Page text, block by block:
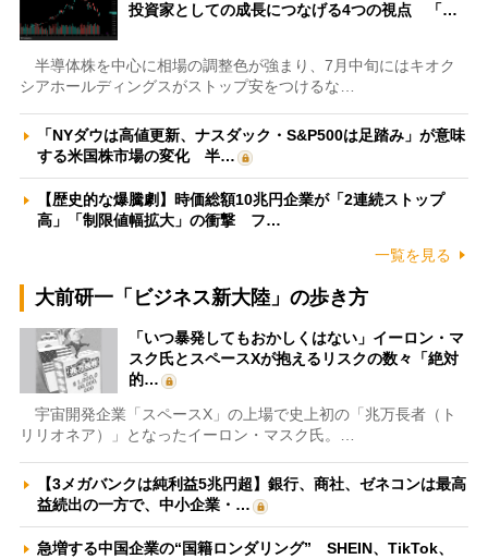
投資家としての成長につなげる4つの視点 「…
半導体株を中心に相場の調整色が強まり、7月中旬にはキオク
シアホールディングスがストップ安をつけるな…
「NYダウは高値更新、ナスダック・S&P500は足踏み」が意味
する米国株市場の変化 半…
【歴史的な爆騰劇】時価総額10兆円企業が「2連続ストップ
高」「制限値幅拡大」の衝撃 フ…
一覧を見る
大前研一「ビジネス新大陸」の歩き方
「いつ暴発してもおかしくはない」イーロン・マ
スク氏とスペースXが抱えるリスクの数々「絶対
的…
宇宙開発企業「スペースX」の上場で史上初の「兆万長者（ト
リリオネア）」となったイーロン・マスク氏。…
【3メガバンクは純利益5兆円超】銀行、商社、ゼネコンは最高
益続出の一方で、中小企業・…
急増する中国企業の“国籍ロンダリング” SHEIN、TikTok、